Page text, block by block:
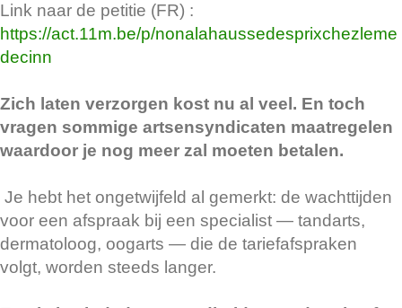
Link naar de petitie (FR) :
https://act.11m.be/p/nonalahaussedesprixchezleme
decinn
Zich laten verzorgen kost nu al veel. En toch
vragen sommige artsensyndicaten maatregelen
waardoor je nog meer zal moeten betalen.
Je hebt het ongetwijfeld al gemerkt: de wachttijden
voor een afspraak bij een specialist — tandarts,
dermatoloog, oogarts — die de tariefafspraken
volgt, worden steeds langer.